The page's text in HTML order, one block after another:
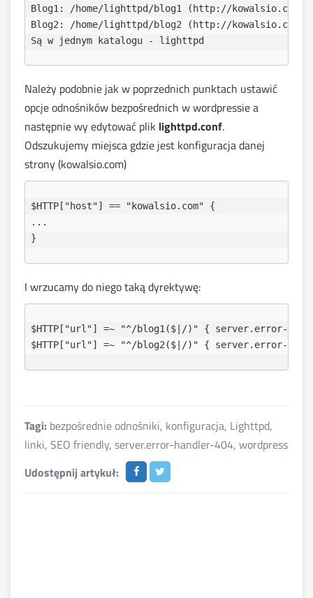
Blog1: /home/lighttpd/blog1 (http://kowalsio.com/
Blog2: /home/lighttpd/blog2 (http://kowalsio.com/
Należy podobnie jak w poprzednich punktach ustawić
opcje odnośników bezpośrednich w wordpressie a
następnie wy edytować plik lighttpd.conf.
Odszukujemy miejsca gdzie jest konfiguracja danej
strony (kowalsio.com)
$HTTP["host"] == "kowalsio.com" {
...
I wrzucamy do niego taką dyrektywę:
$HTTP["url"] =~ "^/blog1($|/)" { server.error-
Tagi: bezpośrednie odnośniki, konfiguracja, Lighttpd,
linki, SEO friendly, server.error-handler-404, wordpress
Udostępnij artykuł: